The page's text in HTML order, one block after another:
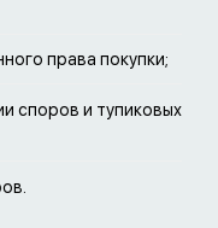
права покупки;
споров и тупиковых